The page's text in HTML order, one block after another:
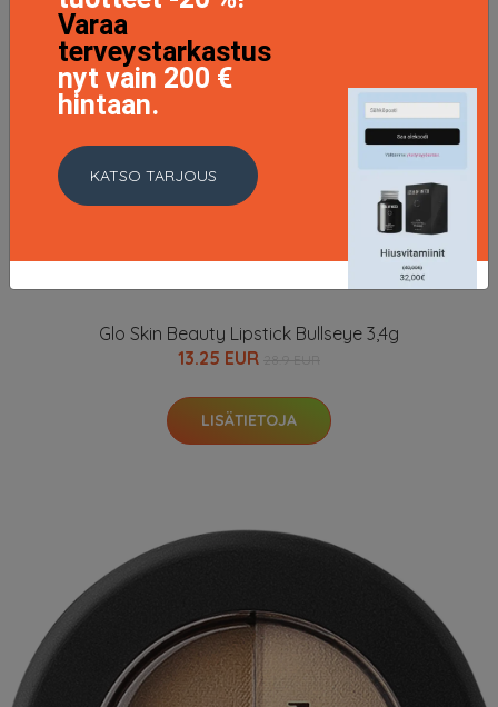
Glo Skin Beauty Lipstick Bullseye 3,4g
13.25 EUR
LISÄTIETOJA
Varaa
terveystarkastus
nyt vain 200 €
hintaan.
KATSO TARJOUS